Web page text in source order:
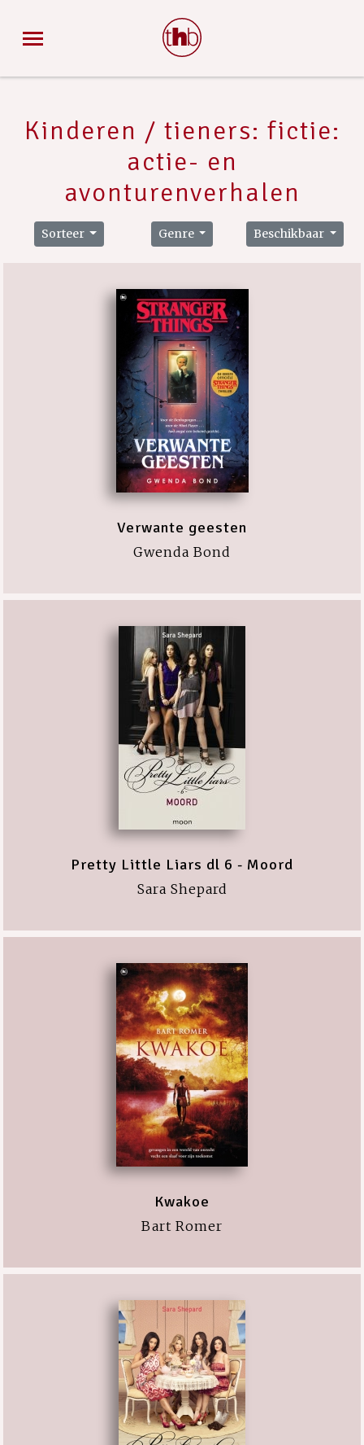
Kinderen / tieners: fictie:
actie- en
avonturenverhalen
Sorteer Genre Beschikbaar
Verwante geesten
Gwenda Bond
Pretty Little Liars dl 6 - Moord
Sara Shepard
Kwakoe
Bart Romer